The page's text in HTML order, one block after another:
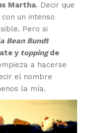
Martha. Decir que
un intenso
Pero si
Bean Bundt
y toppingde
a hacerse
el nombre
la mía.